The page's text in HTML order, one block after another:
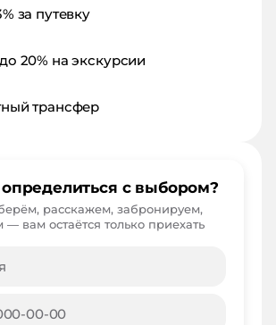
за путевку
20% на экскурсии
трансфер
с выбором?
расскажем, забронируем,
— вам остаётся только приехать